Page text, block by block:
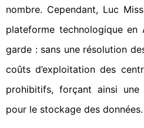
nombre. Cependant, Luc
plateforme technologique en
garde : sans une résolution
coûts d’exploitation des
prohibitifs, forçant ainsi une
pour le stockage des données.